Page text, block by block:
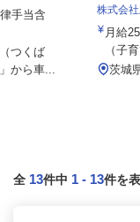
手当含
つくば
から車...
株式会
月給
（子
茨城
全 13件中 1 - 13件を